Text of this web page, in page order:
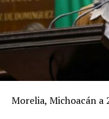
Morelia, Michoacán a